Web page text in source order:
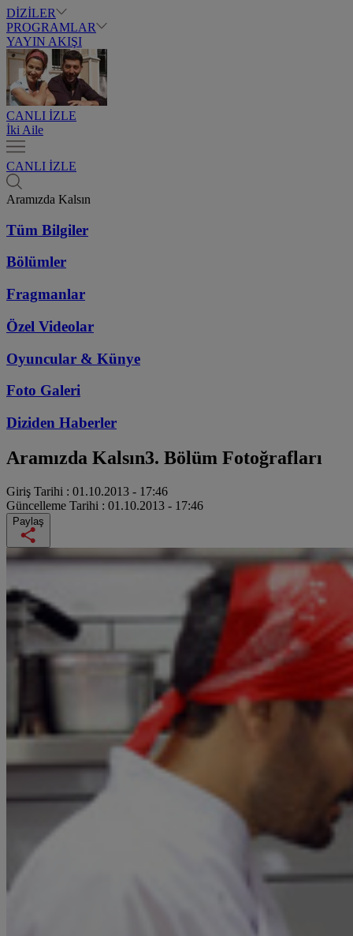
DİZİLER
PROGRAMLAR
YAYIN AKIŞI
CANLI İZLE
İki Aile
CANLI İZLE
Aramızda Kalsın
Tüm Bilgiler
Bölümler
Fragmanlar
Özel Videolar
Oyuncular & Künye
Foto Galeri
Diziden Haberler
Aramızda Kalsın3. Bölüm Fotoğrafları
Giriş Tarihi : 01.10.2013 - 17:46
Güncelleme Tarihi : 01.10.2013 - 17:46
Paylaş